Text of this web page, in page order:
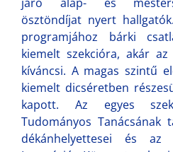
ösztöndíjat nyert
programjához bárki
kiemelt szekcióra, akár
kíváncsi. A magas szintű
kiemelt dicséretben
kapott. Az egyes
Tudományos Tanácsának
dékánhelyettesei és az